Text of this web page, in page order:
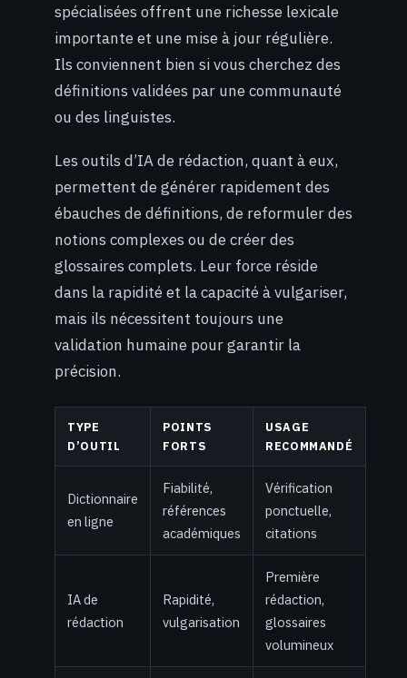
spécialisées offrent une richesse lexicale
importante et une mise à jour régulière.
Ils conviennent bien si vous cherchez des
définitions validées par une communauté
ou des linguistes.
Les outils d’IA de rédaction, quant à eux,
permettent de générer rapidement des
ébauches de définitions, de reformuler des
notions complexes ou de créer des
glossaires complets. Leur force réside
dans la rapidité et la capacité à vulgariser,
mais ils nécessitent toujours une
validation humaine pour garantir la
précision.
TYPE
D’OUTIL
POINTS
FORTS
USAGE
RECOMMANDÉ
Dictionnaire
en ligne
Fiabilité,
références
académiques
Vérification
ponctuelle,
citations
IA de
rédaction
Rapidité,
vulgarisation
Première
rédaction,
glossaires
volumineux